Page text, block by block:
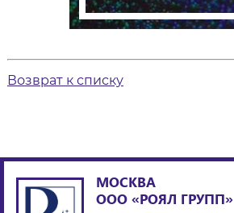
Возврат к списку
МОСКВА
ООО «РОЯЛ ГРУПП»